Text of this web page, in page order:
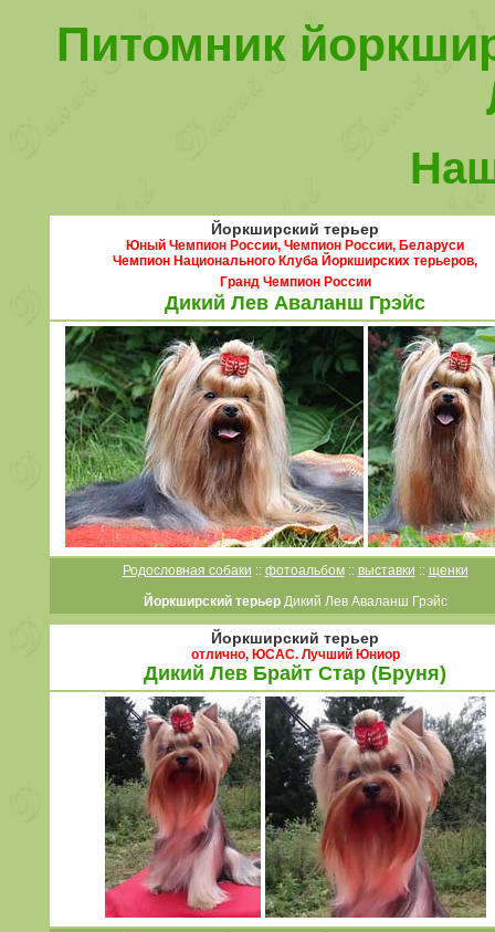
Питомник
Йоркширский терьер
Юный Чемпион России, Чемпион России, Беларуси
Чемпион Национального Клуба Йоркширских терьеров,
Гранд Чемпион России
Дикий Лев Аваланш Грэйс
Родословная собаки :: фотоальбом:: выставки :: щенки
Йоркширский терьерДикий Лев Аваланш Грэйс
Йоркширский терьер
отлично, ЮСАС. Лучший Юниор
Дикий Лев Брайт Стар (Бруня)